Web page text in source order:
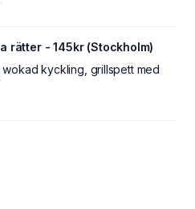
rätter - 145kr (Stockholm)
wokad kyckling, grillspett med